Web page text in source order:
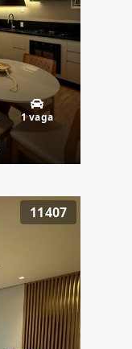
1 vaga
11407